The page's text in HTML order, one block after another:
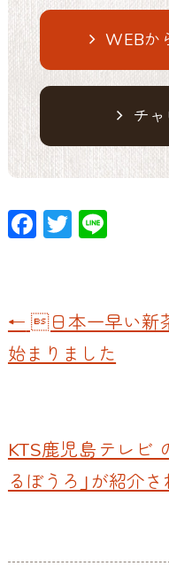
WEBか
チ
F
b
o
o
T
er
Li
← 日本一早い新
始まりました
KTS鹿児島テレビ
るぼうろ」が紹介さ